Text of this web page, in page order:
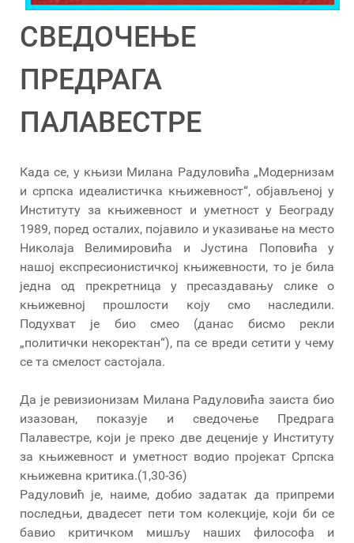
СВЕДОЧЕЊЕ
ПРЕДРАГА
ПАЛАВЕСТРЕ
Када се, у књизи Милана Радуловића „Модернизам
и српска идеалистичка књижевност“, објављеној у
Институту за књижевност и уметност у Београду
1989, поред осталих, појавило и указивање на место
Николаја Велимировића и Јустина Поповића у
нашој експресионистичкој књижевности, то је била
једна од прекретница у пресаздавању слике о
књижевној прошлости коју смо наследили.
Подухват је био смео (данас бисмо рекли
„политички некоректан“), па се вреди сетити у чему
се та смелост састојала.
Да је ревизионизам Милана Радуловића заиста био
изазован, показује и сведочење Предрага
Палавестре, који је преко две деценије у Институту
за књижевност и уметност водио пројекат Српска
књижевна критика.(1,30-36)
Радуловић је, наиме, добио задатак да припреми
последњи, двадесет пети том колекције, који би се
бавио критичком мишљу наших философа и